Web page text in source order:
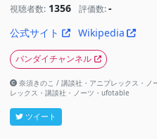
視聴者数: 1356 評価数: -
公式サイト
Wikipedia
バンダイチャンネル
奈須きのこ / 講談社・アニプレックス・
レックス・講談社・ノーツ・ufotable
ツイート